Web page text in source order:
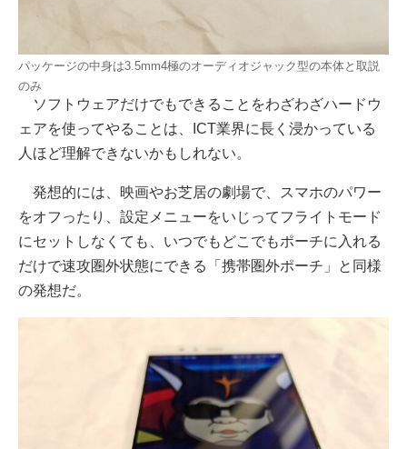
パッケージの中身は3.5mm4極のオーディオジャック型の本体と取説
のみ
ソフトウェアだけでもできることをわざわざハードウ
ェアを使ってやることは、ICT業界に長く浸かっている
人ほど理解できないかもしれない。
発想的には、映画やお芝居の劇場で、スマホのパワー
をオフったり、設定メニューをいじってフライトモード
にセットしなくても、いつでもどこでもポーチに入れる
だけで速攻圏外状態にできる「携帯圏外ポーチ」と同様
の発想だ。